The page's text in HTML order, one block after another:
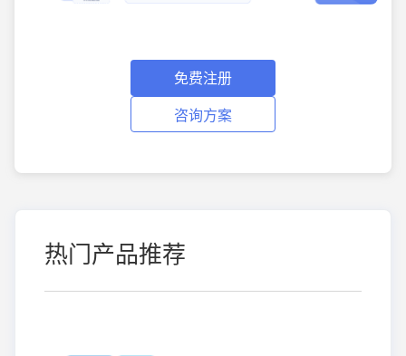
免费注册
咨询方案
热门产品推荐